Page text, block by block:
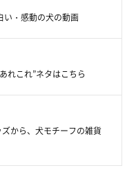
い・感動の犬の動画
れこれ”ネタはこちら
から、犬モチーフの雑貨